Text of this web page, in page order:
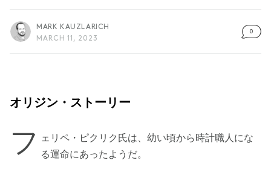
MARK KAUZLARICH
MARCH 11, 2023
0
オリジン・ストーリー
フ
ェリペ・ピクリク氏は、幼い頃から時計職人にな
る運命にあったようだ。